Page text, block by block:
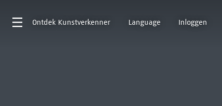
Ontdek Kunstverkenner Language Inloggen